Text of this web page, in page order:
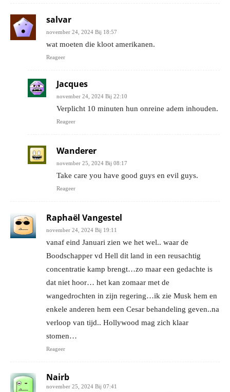
salvar
november 24, 2024 Bij 18:57
wat moeten die kloot amerikanen.
Reageer
Jacques
november 24, 2024 Bij 22:10
Verplicht 10 minuten hun onreine adem inhouden.
Reageer
Wanderer
november 25, 2024 Bij 08:17
Take care you have good guys en evil guys.
Reageer
Raphaël Vangestel
november 24, 2024 Bij 19:11
vanaf eind Januari zien we het wel.. waar de
Boodschapper vd Hell dit land in een reusachtig
concentratie kamp brengt…zo maar een gedachte is
dat niet hoor… het kan zomaar met de
wangedrochten in zijn regering…ik zie Musk hem en
enkele anderen hem een Cesar behandeling geven..na
verloop van tijd.. Hollywood mag zich klaar
stomen…
Reageer
Nairb
november 25, 2024 Bij 07:41